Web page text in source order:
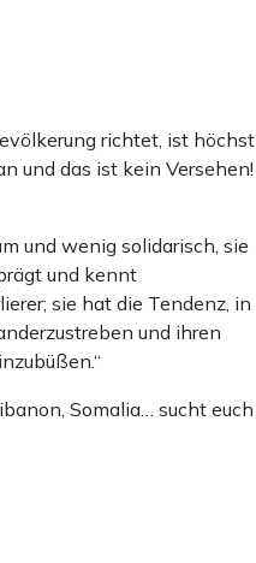
richtet, ist höchst
und das ist kein Versehen!
und wenig solidarisch, sie
und kennt
sie hat die Tendenz, in
und ihren
Somalia… sucht euch